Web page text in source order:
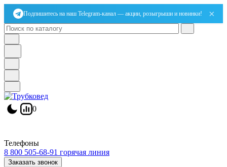
Подпишитесь на наш Telegram-канал — акции, розыгрыши и новинки! ×
0
Телефоны
8 800 505-68-91 горячая линия
Заказать звонок